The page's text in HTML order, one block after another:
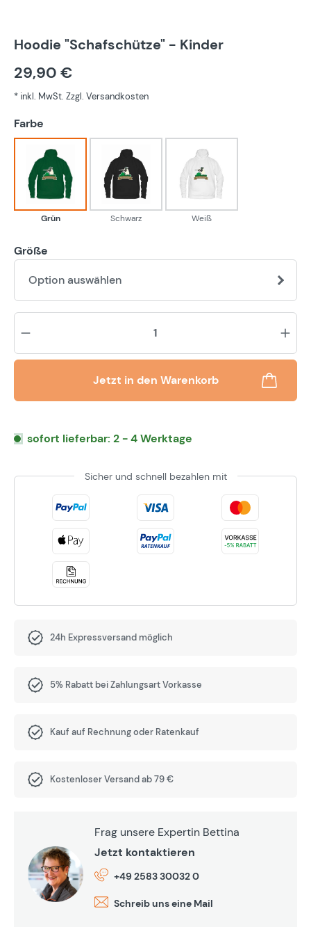
Hoodie "Schafschütze" - Kinder
29,90 €
* inkl. MwSt. Zzgl. Versandkosten
Farbe
Grün
Grün
Schwarz
Schwarz
Weiß
Weiß
Größe
Option auswählen
Jetzt in den Warenkorb
sofort lieferbar: 2 - 4 Werktage
Sicher und schnell bezahlen mit
24h Expressversand möglich
5% Rabatt bei Zahlungsart Vorkasse
Kauf auf Rechnung oder Ratenkauf
Kostenloser Versand ab 79 €
Frag unsere Expertin Bettina
Jetzt kontaktieren
+49 2583 30032 0
Schreib uns eine Mail